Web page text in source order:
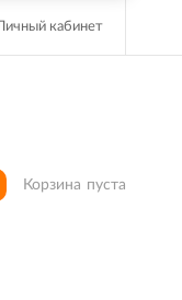
кабинет
Корзина пуста